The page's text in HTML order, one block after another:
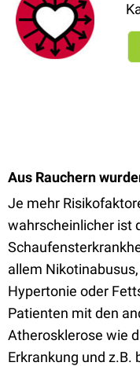
Aus Rauchern
Je mehr
wahrscheinlicher ist
allem
Hypertonie oder
Patienten mit den
Atherosklerose wie
Erkrankung und